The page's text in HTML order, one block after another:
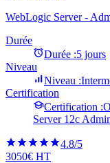
WebLogic Server -
Durée
Durée :5 jours
Niveau
Niveau :
Certification
Certification :
Server 12c
4.8/5
3050€ HT